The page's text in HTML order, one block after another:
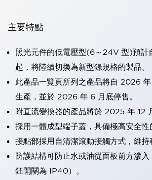
主要特點
照光元件的低電壓型(6～24V 型)預計
起，將陸續切換為新型錄規格的製品。
此產品一覽頁所列之產品將自 2026
生產，並於 2026 年 6 月底停售。
附直流變換器的產品將於 2025 年 12
採用一體成型端子蓋，具備極高安全性
接點部採用自清潔滾動接觸方式，維持
防護結構可防止水或油從面板前方滲
鈕開關為 IP40）。